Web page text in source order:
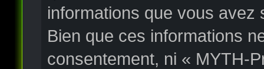
informations que vous
Bien que ces informations
consentement, ni « MYTH-